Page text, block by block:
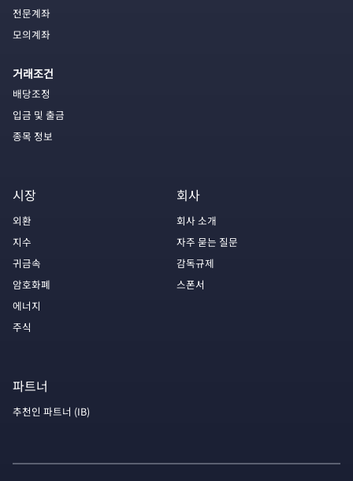
전문계좌
모의계좌
거래조건
배당조정
입금 및 출금
종목 정보
시장
외환
지수
귀금속
암호화폐
에너지
주식
회사
회사 소개
자주 묻는 질문
감독규제
스폰서
파트너
추천인 파트너 (IB)